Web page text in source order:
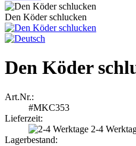
Den Köder schlucken
Den Köder
Art.Nr.:
#MKC353
Lieferzeit:
2-4
Lagerbestand: